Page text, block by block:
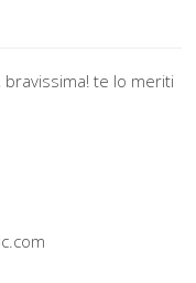
bravissima! te lo meriti